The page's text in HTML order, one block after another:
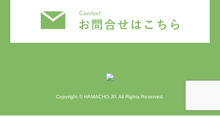
Copyright © HAMACHO.JP. All Rights Reserved.